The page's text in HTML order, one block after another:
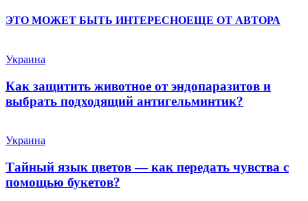
ЭТО МОЖЕТ БЫТЬ ИНТЕРЕСНОЕЩЕ ОТ АВТОРА
Украина
Как защитить животное от эндопаразитов и
выбрать подходящий антигельминтик?
Украина
Тайный язык цветов — как передать чувства с
помощью букетов?